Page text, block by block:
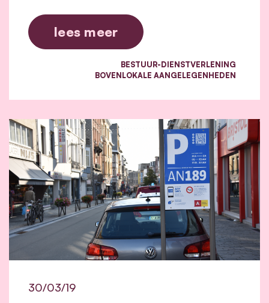
lees meer
BESTUUR-DIENSTVERLENING
BOVENLOKALE AANGELEGENHEDEN
30/03/19